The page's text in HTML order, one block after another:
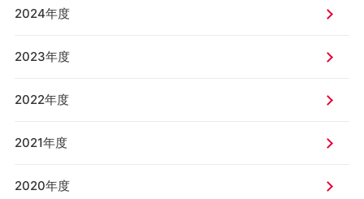
2024年度
2023年度
2022年度
2021年度
2020年度